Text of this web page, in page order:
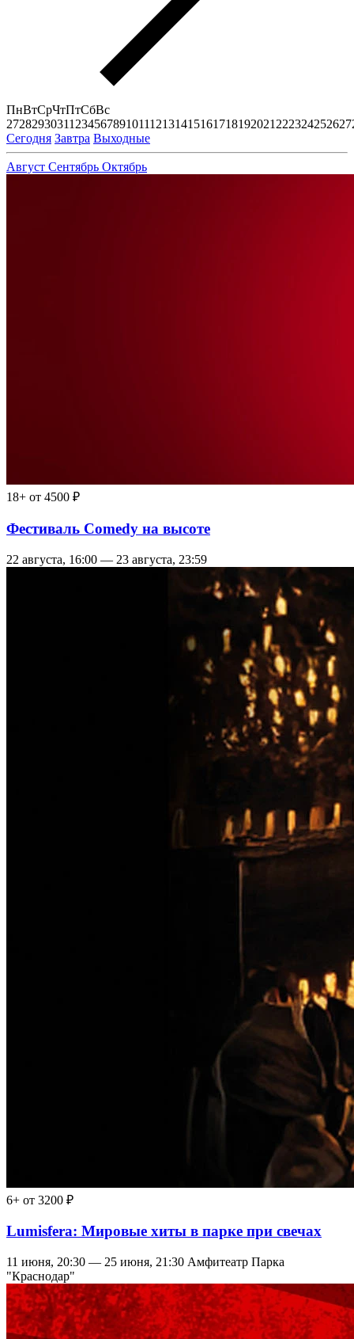
ПнВтСрЧтПтСбВс
27282930311 23456789101112131415161718192021 222324252627
Сегодня Завтра Выходные
Август Сентябрь Октябрь
18+ от 4500 ₽
Фестиваль Comedy на высоте
22 августа, 16:00 — 23 августа, 23:59
6+ от 3200 ₽
Lumisfera: Мировые хиты в парке при свечах
11 июня, 20:30 — 25 июня, 21:30 Амфитеатр Парка
"Краснодар"